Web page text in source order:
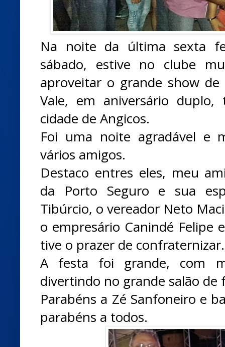
Na noite da última sexta
sábado, estive no clube
aproveitar o grande show
Vale, em aniversário
cidade de Angicos.
Foi uma noite agradável e
vários amigos.
Destaco entres eles, meu
da Porto Seguro e sua
Tibúrcio, o vereador Neto
o empresário Canindé Felipe
tive o prazer de confraternizar.
A festa foi grande, com
divertindo no grande salão de
Parabéns a Zé Sanfoneiro e
parabéns a todos.